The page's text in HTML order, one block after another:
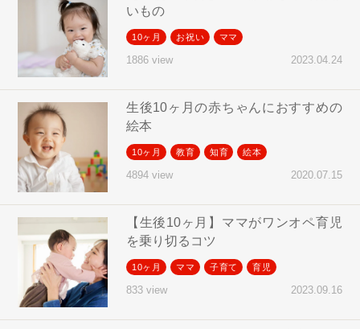
いもの
10ヶ月 お祝い ママ
1886 view 2023.04.24
生後10ヶ月の赤ちゃんにおすすめの
絵本
10ヶ月 教育 知育 絵本
4894 view 2020.07.15
【生後10ヶ月】ママがワンオペ育児
を乗り切るコツ
10ヶ月 ママ 子育て 育児
833 view 2023.09.16